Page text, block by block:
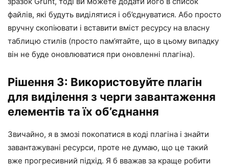
файлів, які будуть виділятися і об’єднуватися. Або просто
вручну скопіювати і вставити вміст ресурсу на власну
таблицю стилів (просто пам’ятайте, що в цьому випадку
він не буде оновлюватися при оновленні плагіна).
Рішення 3: Використовуйте плагін
для виділення з черги завантаження
елементів та їх об’єднання
Звичайно, я в змозі покопатися в коді плагіна і знайти
завантажувані ресурси, проте не думаю, що це такий
вже прогресивний підхід. Я б вважав за краще робити